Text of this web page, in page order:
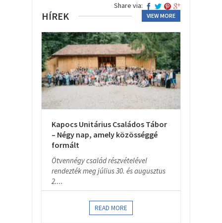
Share via:
HÍREK VIEW MORE
Kapocs Unitárius Családos Tábor
– Négy nap, amely közösséggé
formált
Ötvennégy család részvételével
rendezték meg július 30. és augusztus
2....
READ MORE